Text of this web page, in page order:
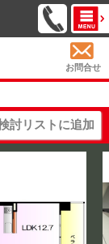
お問合せ
討リストに追加